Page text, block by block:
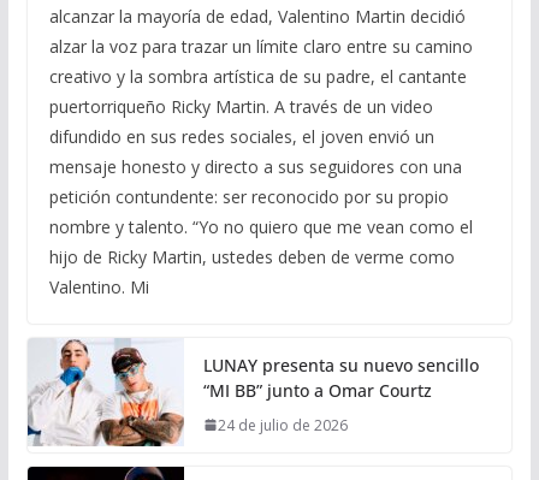
alcanzar la mayoría de edad, Valentino Martin decidió
alzar la voz para trazar un límite claro entre su camino
creativo y la sombra artística de su padre, el cantante
puertorriqueño Ricky Martin. A través de un video
difundido en sus redes sociales, el joven envió un
mensaje honesto y directo a sus seguidores con una
petición contundente: ser reconocido por su propio
nombre y talento. “Yo no quiero que me vean como el
hijo de Ricky Martin, ustedes deben de verme como
Valentino. Mi
LUNAY presenta su nuevo sencillo
“MI BB” junto a Omar Courtz
24 de julio de 2026